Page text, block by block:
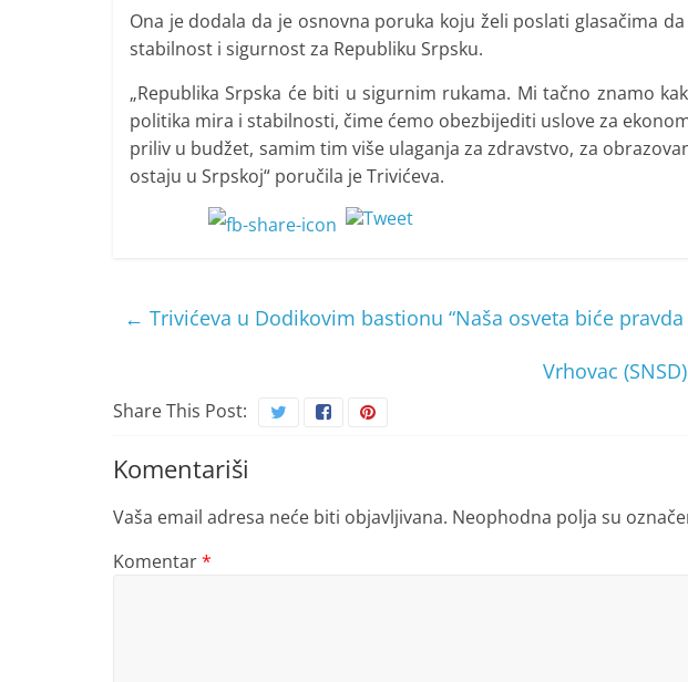
Ona je dodala da je osnovna poruka koju želi poslati glasačima
stabilnost i sigurnost za Republiku Srpsku.
„Republika Srpska će biti u sigurnim rukama. Mi tačno znamo
politika mira i stabilnosti, čime ćemo obezbijediti uslove za
priliv u budžet, samim tim više ulaganja za zdravstvo, za
ostaju u Srpskoj“ poručila je Trivićeva.
← Trivićeva u Dodikovim bastionu “Naša osveta biće pravda
Vrhovac
Share This Post:
Komentariši
Vaša email adresa neće biti objavljivana. Neophodna polja su
Komentar*